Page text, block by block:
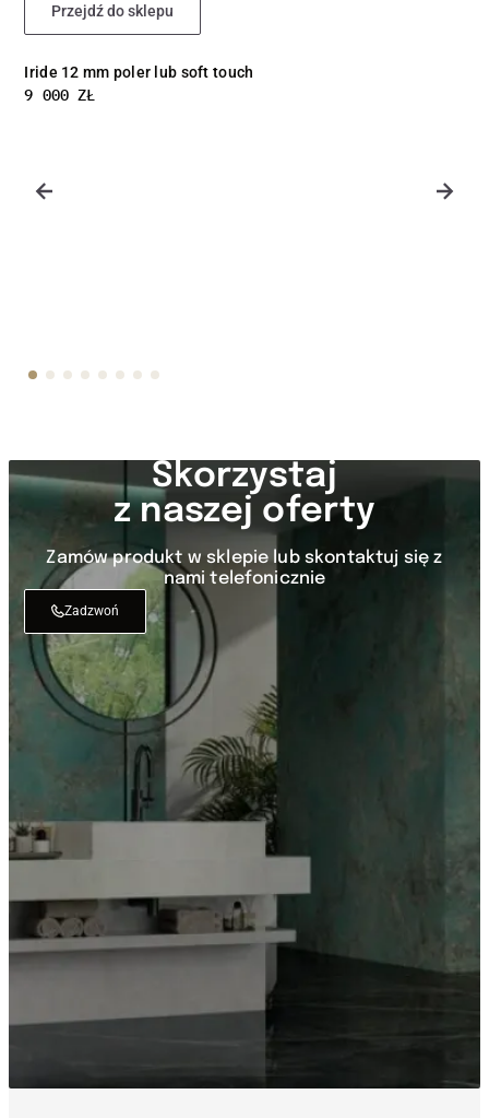
Przejdź do sklepu
Skorzystaj
z naszej oferty
Zamów produkt w sklepie lub skontaktuj się z
nami telefonicznie
Zadzwoń